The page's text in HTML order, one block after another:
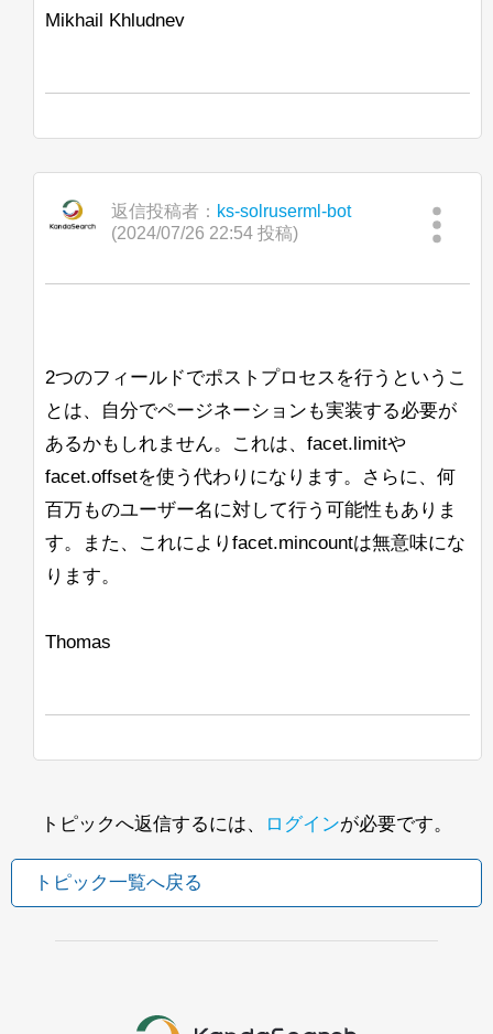
Mikhail Khludnev
返信投稿者： ks-solruserml-bot
(2024/07/26 22:54 投稿)
2つのフィールドでポストプロセスを行うというこ
とは、自分でページネーションも実装する必要が
あるかもしれません。これは、facet.limitや
facet.offsetを使う代わりになります。さらに、何
百万ものユーザー名に対して行う可能性もありま
す。また、これによりfacet.mincountは無意味にな
ります。
Thomas
トピックへ返信するには、 ログインが必要です。
トピック一覧へ戻る